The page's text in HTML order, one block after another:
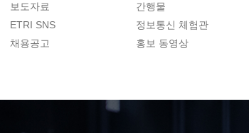
보도자료
ETRI SNS
채용공고
간행물
정보통신 체험관
홍보 동영상